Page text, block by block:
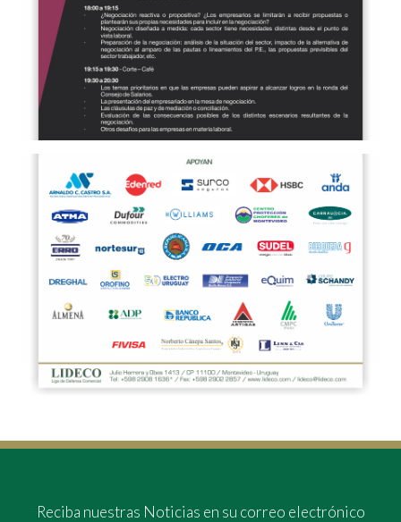
Reciba nuestras Noticias en su correo electrónico